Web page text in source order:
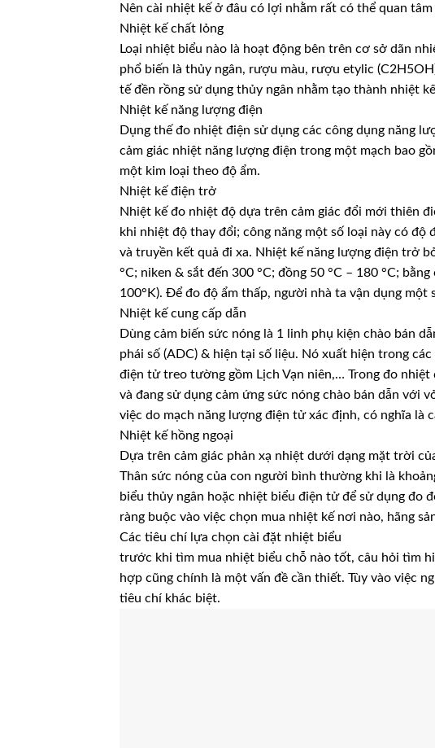
Nên cài nhiệt kế ở đâu có lợi nhằm rất có thể quan
Nhiệt kế chất lỏng
Loại nhiệt biểu nào là hoạt động bên trên cơ sở dãn
phổ biến là thủy ngân, rượu màu, rượu etylic
tế đền rồng sử dụng thủy ngân nhằm tạo thành nhiệt
Nhiệt kế năng lượng điện
Dụng thế đo nhiệt điện sử dụng các công dụng năng
cảm giác nhiệt năng lượng điện trong một mạch bao
một kim loại theo độ ẩm.
Nhiệt kế điện trở
Nhiệt kế đo nhiệt độ dựa trên cảm giác đổi mới thiên
khi nhiệt độ thay đổi; công năng một số loại này có
và truyền kết quả đi xa. Nhiệt kế năng lượng điện trở
°C; niken & sắt đến 300 °C; đồng 50 °C – 180 °C;
100°K). Để đo độ ẩm thấp, người nhà ta vận dụng
Nhiệt kế cung cấp dẫn
Dùng cảm biến sức nóng là 1 linh phụ kiện chào bán
phái số (ADC) & hiện tại số liệu. Nó xuất hiện trong
điện tử treo tường gồm Lịch Vạn niên,… Trong đo
và đang sử dụng cảm ứng sức nóng chào bán dẫn với
việc do mạch năng lượng điện tử xác định, có nghĩa là
Nhiệt kế hồng ngoại
Dựa trên cảm giác phản xạ nhiệt dưới dạng mặt trời
Thân sức nóng của con người bình thường khi là
biểu thủy ngân hoặc nhiệt biểu điện tử để sử dụng đo
ràng buộc vào việc chọn mua nhiệt kế nơi nào, hãng
Các tiêu chí lựa chọn cài đặt nhiệt biểu
trước khi tìm mua nhiệt biểu chỗ nào tốt, câu hỏi tìm
hợp cũng chính là một vấn đề cần thiết. Tùy vào việc
tiêu chí khác biệt.